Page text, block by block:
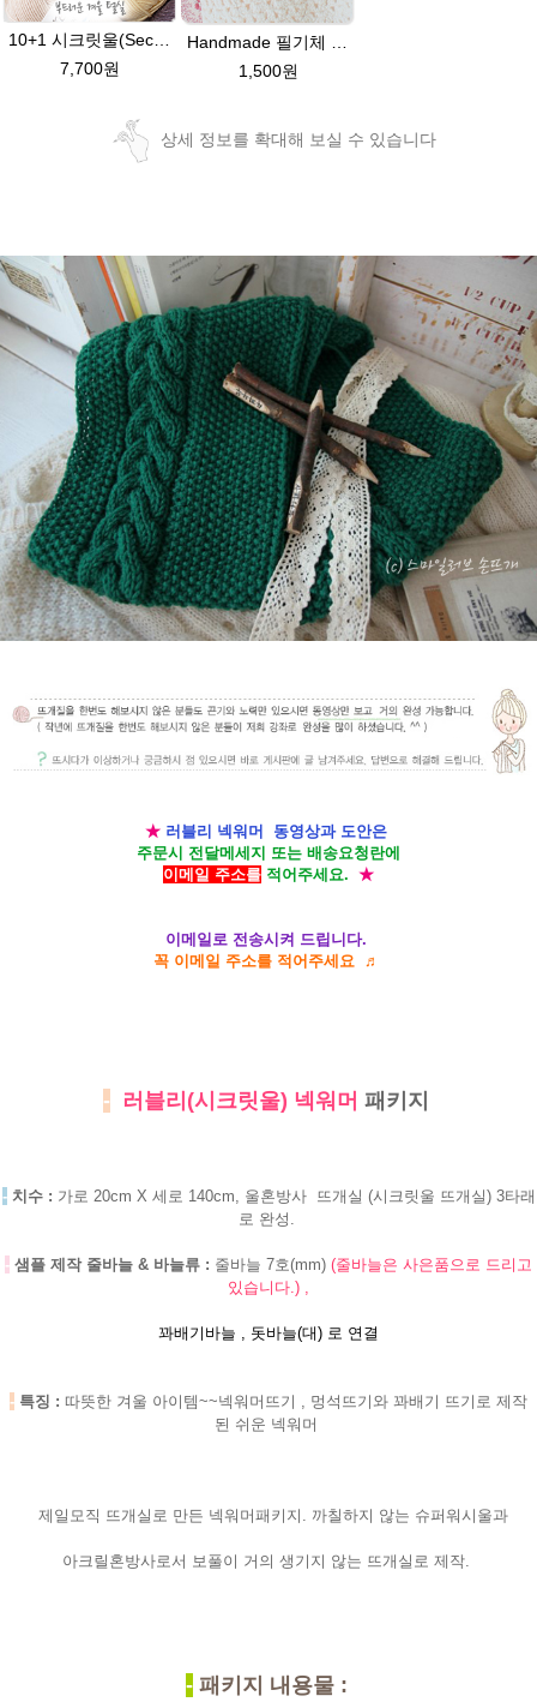
10+1 시크릿울(Secret Wool) 제일모직 뜨개실 목도리뜨기 모자털실
7,700원
1,500원
상세 정보를 확대해 보실 수 있습니다
★ 러블리 넥워머 동영상과 도안은
주문시 전달메세지 또는 배송요청란에
이메일 주소를 적어주세요. ★
이메일로 전송시켜 드립니다.
꼭 이메일 주소를 적어주세요 ♬
- 러블리(시크릿울) 넥워머 패키지
- 치수 : 가로 20cm X 세로 140cm, 울혼방사 뜨개실 (시크릿울 뜨개실) 3타래
로 완성.
- 샘플 제작 줄바늘 & 바늘류 : 줄바늘 7호(mm) (줄바늘은 사은품으로 드리고
있습니다.) ,
꽈배기바늘 , 돗바늘(대) 로 연결
- 특징 : 따뜻한 겨울 아이템~~넥워머뜨기 , 멍석뜨기와 꽈배기 뜨기로 제작
된 쉬운 넥워머
제일모직 뜨개실로 만든 넥워머패키지. 까칠하지 않는 슈퍼워시울과
아크릴혼방사로서 보풀이 거의 생기지 않는 뜨개실로 제작.
- 패키지 내용물 :